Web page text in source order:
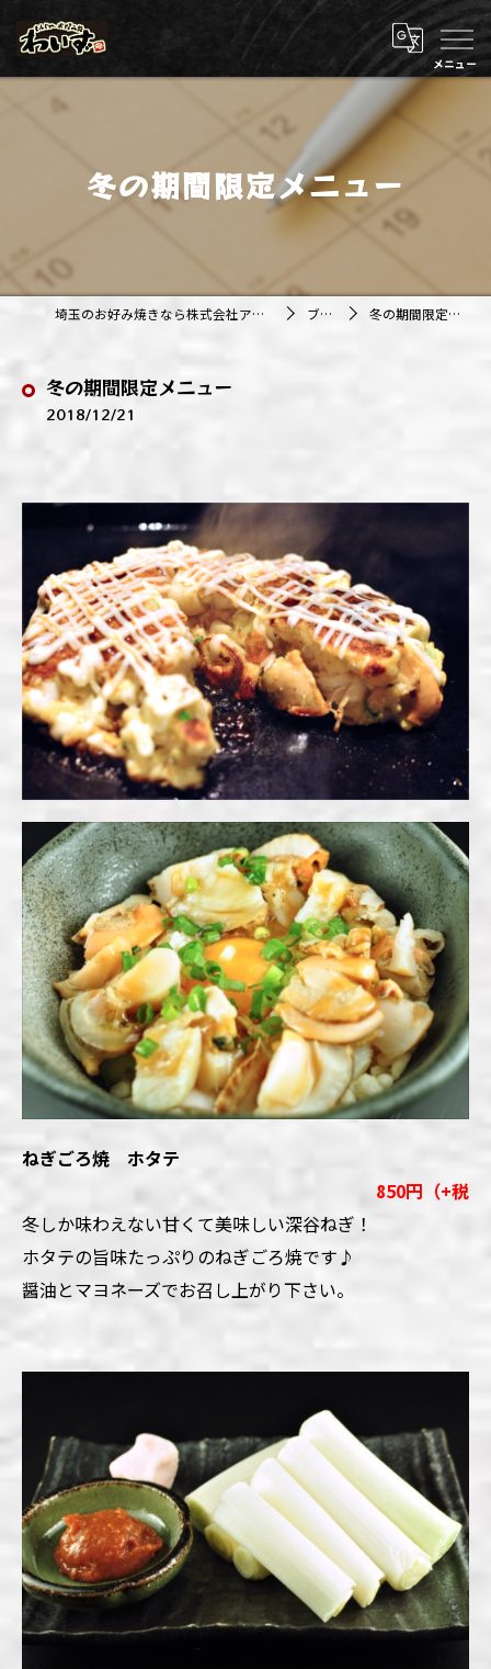
冬の期間限定メニュー
埼玉のお好み焼きなら株式会社アジルカンパニー ブログ 冬の期間限定メニュー
冬の期間限定メニュー
2018/12/21
ねぎごろ焼 ホタテ
850円（+税
冬しか味わえない甘くて美味しい深谷ねぎ！
ホタテの旨味たっぷりのねぎごろ焼です♪
醤油とマヨネーズでお召し上がり下さい。